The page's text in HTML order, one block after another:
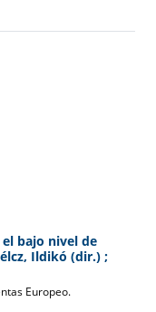
bajo nivel de
Ildikó (dir.) ;
Tribunal de Cuentas Europeo‏.